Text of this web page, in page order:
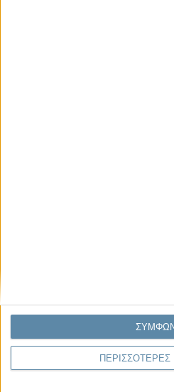
ΠΕΡΙΣΣΟΤΕΡΕΣ
Να αφήνεις τους